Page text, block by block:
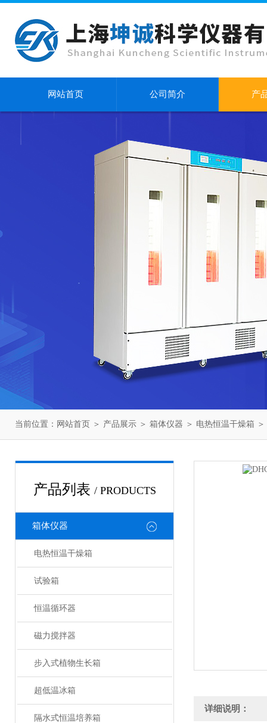
网站首页 公司简介 产
当前位置： 网站首页 ＞ 产品展示 ＞ 箱体仪器 ＞ 电热恒温干燥箱
产品列表 / PRODUCTS
箱体仪器
电热恒温干燥箱
试验箱
恒温循环器
磁力搅拌器
步入式植物生长箱
超低温冰箱
隔水式恒温培养箱
详细说明：